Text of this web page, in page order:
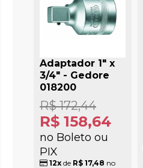
Adaptador 1" x
3/4" - Gedore
018200
R$ 158,64
no Boleto ou
PIX
R$ 172,44
12x de R$ 17,48 no